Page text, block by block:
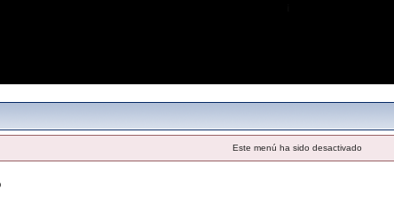
Este menú ha sido desactivado